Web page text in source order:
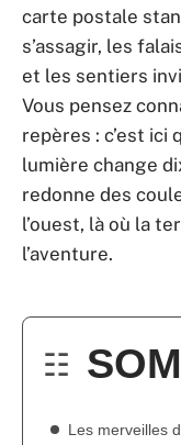
carte postale
s’assagir, les
et les sentiers
Vous pensez
repères : c’est ici
lumière change
redonne des
l’ouest, là où la
l’aventure.
Les merveilles